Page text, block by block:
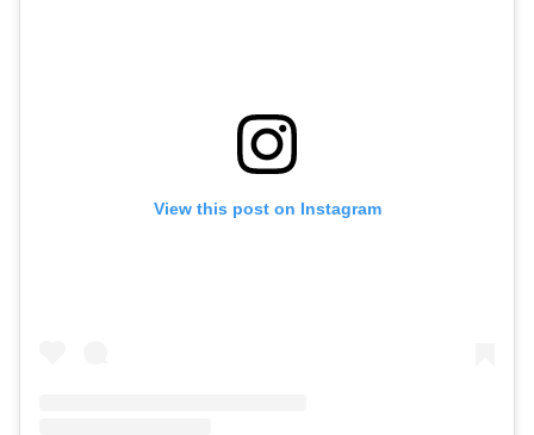
View this post on Instagram